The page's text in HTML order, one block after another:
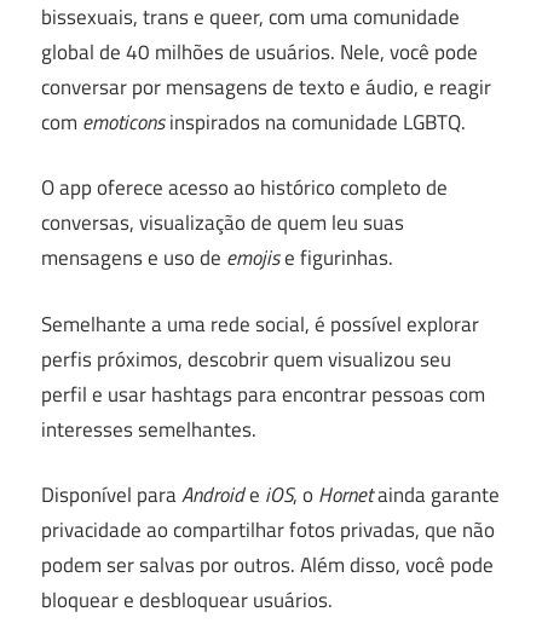
bissexuais, trans e queer, com uma comunidade
global de 40 milhões de usuários. Nele, você pode
conversar por mensagens de texto e áudio, e reagir
com emoticonsinspirados na comunidade LGBTQ.
O app oferece acesso ao histórico completo de
conversas, visualização de quem leu suas
mensagens e uso de emojise figurinhas.
Semelhante a uma rede social, é possível explorar
perfis próximos, descobrir quem visualizou seu
perfil e usar hashtags para encontrar pessoas com
interesses semelhantes.
Disponível paraAndroide iOS, o Hornetainda garante
privacidade ao compartilhar fotos privadas, que não
podem ser salvas por outros. Além disso, você pode
bloquear e desbloquear usuários.